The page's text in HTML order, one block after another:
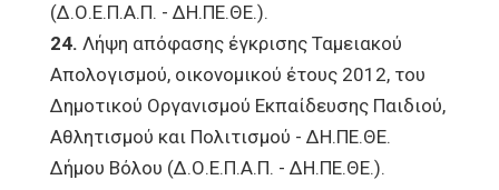
(Δ.Ο.Ε.Π.Α.Π. - ΔΗ.ΠΕ.ΘΕ.).
24. Λήψη απόφασης έγκρισης Ταμειακού
Απολογισμού, οικονομικού έτους 2012, του
Δημοτικού Οργανισμού Εκπαίδευσης Παιδιού,
Αθλητισμού και Πολιτισμού - ΔΗ.ΠΕ.ΘΕ.
Δήμου Βόλου (Δ.Ο.Ε.Π.Α.Π. - ΔΗ.ΠΕ.ΘΕ.).